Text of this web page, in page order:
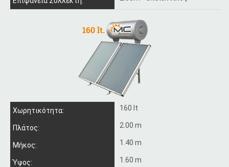
Χωρητικότητα: 160 lt
Πλάτος: 2.00 m
Μήκος: 1.40 m
Ύψος: 1.60 m